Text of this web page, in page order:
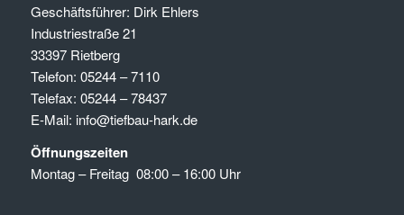
Geschäftsführer: Dirk Ehlers
Industriestraße 21
33397 Rietberg
Telefon: 05244 – 7110
Telefax: 05244 – 78437
E-Mail: info@tiefbau-hark.de
Öffnungszeiten
Montag – Freitag 08:00 – 16:00 Uhr